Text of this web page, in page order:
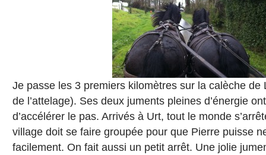
Je passe les 3 premiers kilomètres sur la calèche de
de l’attelage). Ses deux juments pleines d’énergie
d’accélérer le pas. Arrivés à Urt, tout le monde
village doit se faire groupée pour que Pierre puisse
facilement. On fait aussi un petit arrêt. Une jolie